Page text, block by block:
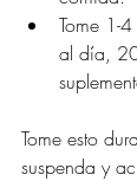
Tome 1-
al día,
Tome esto
suspenda y